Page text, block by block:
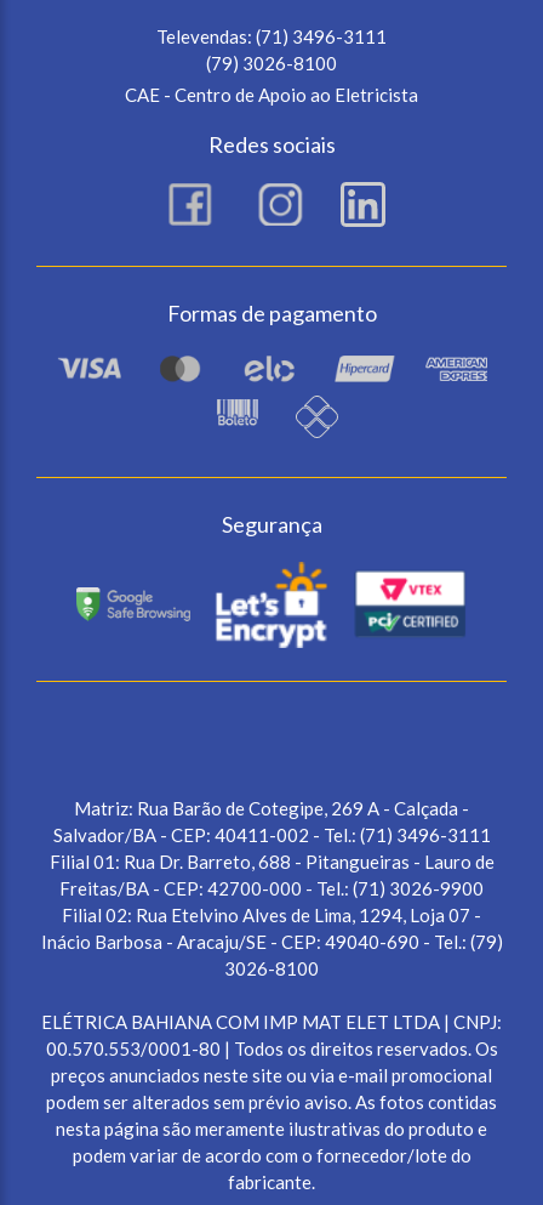
Televendas: (71) 3496-3111
(79) 3026-8100
CAE - Centro de Apoio ao Eletricista
Redes sociais
Formas de pagamento
Segurança
Matriz: Rua Barão de Cotegipe, 269 A - Calçada -
Salvador/BA - CEP: 40411-002 - Tel.: (71) 3496-3111
Filial 01: Rua Dr. Barreto, 688 - Pitangueiras - Lauro de
Freitas/BA - CEP: 42700-000 - Tel.: (71) 3026-9900
Filial 02: Rua Etelvino Alves de Lima, 1294, Loja 07 -
Inácio Barbosa - Aracaju/SE - CEP: 49040-690 - Tel.: (79)
3026-8100
ELÉTRICA BAHIANA COM IMP MAT ELET LTDA | CNPJ:
00.570.553/0001-80 | Todos os direitos reservados. Os
preços anunciados neste site ou via e-mail promocional
podem ser alterados sem prévio aviso. As fotos contidas
nesta página são meramente ilustrativas do produto e
podem variar de acordo com o fornecedor/lote do
fabricante.